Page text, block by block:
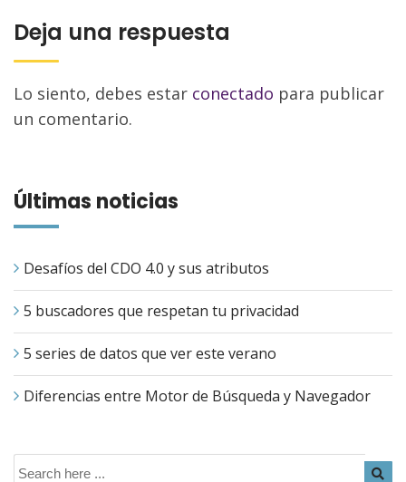
Deja una respuesta
Lo siento, debes estar conectado para publicar
un comentario.
Últimas noticias
Desafíos del CDO 4.0 y sus atributos
5 buscadores que respetan tu privacidad
5 series de datos que ver este verano
Diferencias entre Motor de Búsqueda y Navegador